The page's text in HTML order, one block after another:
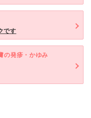
です
の発疹・かゆみ